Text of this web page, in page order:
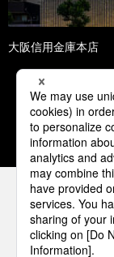
大阪信用金庫本店
1
パナソ